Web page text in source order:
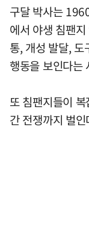
구달 박사는
에서 야생 침팬
통, 개성 발달, 도
행동을 보인다는
또 침팬지들이
간 전쟁까지 벌